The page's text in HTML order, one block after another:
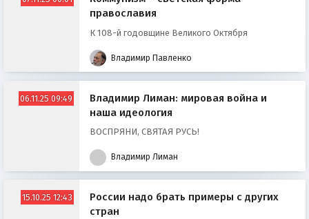
православия
К 108-й годовщине Великого Октября
Владимир Павленко
06.11.25 09:49
Владимир Лиман: мировая война и
наша идеология
ВОСПРЯНИ, СВЯТАЯ РУСЬ!
Владимир Лиман
15.10.25 12:43
России надо брать примеры с других
стран